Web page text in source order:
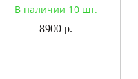
В наличии 10 шт.
8900 р.